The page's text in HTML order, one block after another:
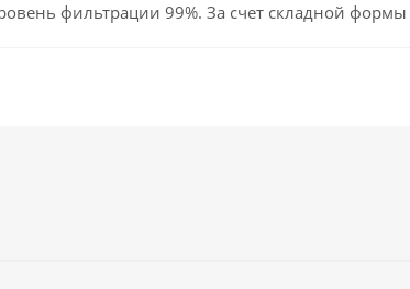
фильтрации 99%. За счет складной